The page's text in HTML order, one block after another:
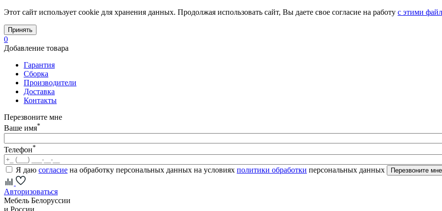
Этот сайт использует cookie для хранения данных. Продолжая использовать сайт, Вы даете свое согласие на работу с этими
Принять
0
Добавление товара
Гарантия
Сборка
Производители
Доставка
Контакты
Перезвоните мне
Ваше имя*
Телефон*
Я даю согласие на обработку персональных данных на условиях политики обработки персональных данных
Авторизоваться
Мебель Белоруссии